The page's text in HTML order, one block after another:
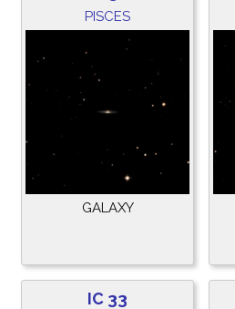
PISCES
GALAXY
IC 33